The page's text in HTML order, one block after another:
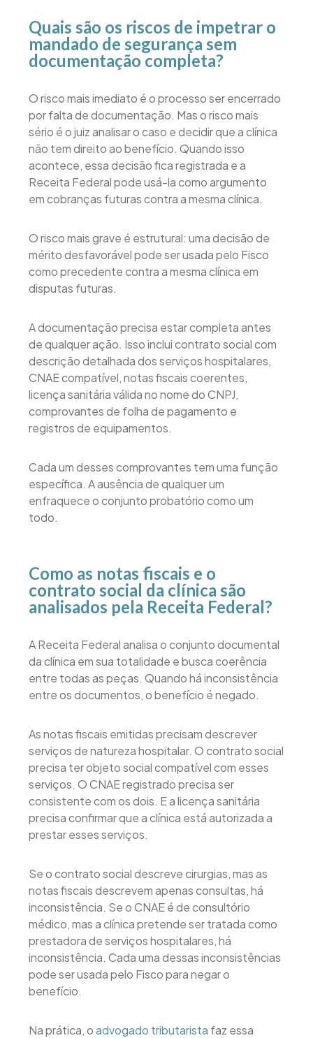
Quais são os riscos de impetrar o
mandado de segurança sem
documentação completa?
O risco mais imediato é o processo ser encerrado
por falta de documentação. Mas o risco mais
sério é o juiz analisar o caso e decidir que a clínica
não tem direito ao benefício. Quando isso
acontece, essa decisão fica registrada e a
Receita Federal pode usá-la como argumento
em cobranças futuras contra a mesma clínica.
O risco mais grave é estrutural: uma decisão de
mérito desfavorável pode ser usada pelo Fisco
como precedente contra a mesma clínica em
disputas futuras.
A documentação precisa estar completa antes
de qualquer ação. Isso inclui contrato social com
descrição detalhada dos serviços hospitalares,
CNAE compatível, notas fiscais coerentes,
licença sanitária válida no nome do CNPJ,
comprovantes de folha de pagamento e
registros de equipamentos.
Cada um desses comprovantes tem uma função
específica. A ausência de qualquer um
enfraquece o conjunto probatório como um
todo.
Como as notas fiscais e o
contrato social da clínica são
analisados pela Receita Federal?
A Receita Federal analisa o conjunto documental
da clínica em sua totalidade e busca coerência
entre todas as peças. Quando há inconsistência
entre os documentos, o benefício é negado.
As notas fiscais emitidas precisam descrever
serviços de natureza hospitalar. O contrato social
precisa ter objeto social compatível com esses
serviços. O CNAE registrado precisa ser
consistente com os dois. E a licença sanitária
precisa confirmar que a clínica está autorizada a
prestar esses serviços.
Se o contrato social descreve cirurgias, mas as
notas fiscais descrevem apenas consultas, há
inconsistência. Se o CNAE é de consultório
médico, mas a clínica pretende ser tratada como
prestadora de serviços hospitalares, há
inconsistência. Cada uma dessas inconsistências
pode ser usada pelo Fisco para negar o
benefício.
Na prática, oadvogado tributarista faz essa